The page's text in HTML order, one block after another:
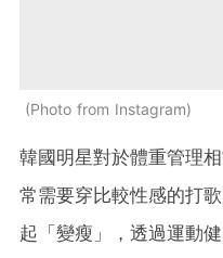
Photo from Instagram
韓國明星對於體重管理
常需要穿比較性感的打
起「變瘦」，透過運動